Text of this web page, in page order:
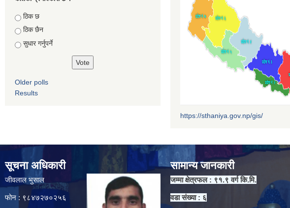
Choices
ठिक छ
ठिक छैन
सुधार गर्नुपर्ने
Older polls
Results
https://sthaniya.gov.np/gis/
सूचना अधिकारी
जीवलाल भुसाल
फोन : ९८४७२७०२५६
सामान्य जानकारी
जम्मा क्षेत्रफल : ९१.९ वर्ग कि.मि.
वडा संख्या : ६